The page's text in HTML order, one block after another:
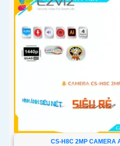
CS-H8C 2MP CAMERA